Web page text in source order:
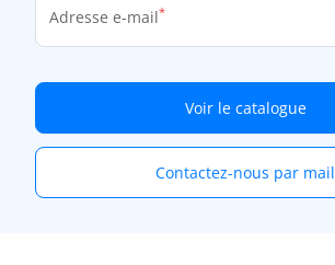
Adresse e-mail
Voir le catalogue
Contactez-nous par mail